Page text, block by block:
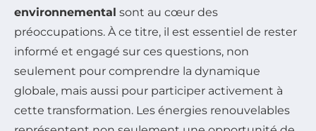
environnemental sont au cœur des
préoccupations. À ce titre, il est essentiel de rester
informé et engagé sur ces questions, non
seulement pour comprendre la dynamique
globale, mais aussi pour participer activement à
cette transformation. Les énergies renouvelables